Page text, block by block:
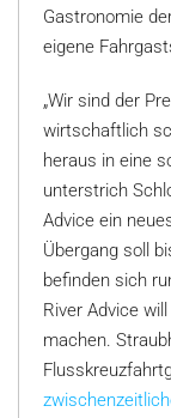
Gastronomie
eigene
„Wir sind der
wirtschaftlich
heraus in eine
unterstrich
Advice ein
Übergang soll
befinden sich
River Advice
machen.